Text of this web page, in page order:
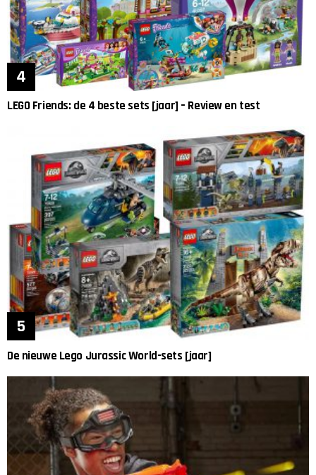
LEGO Friends: de 4 beste sets [jaar] – Review en test
De nieuwe Lego Jurassic World-sets [jaar]